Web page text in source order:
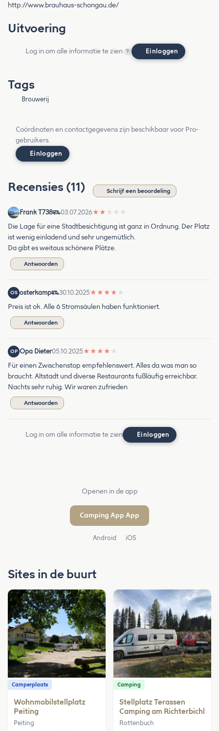
http://www.brauhaus-schongau.de/
Uitvoering
Log in om alle informatie te zien ? Einloggen
Tags
Brouwerij
Coördinaten en contactgegevens zijn beschikbaar voor Pro-
gebruikers.
Einloggen
Recensies (11) Schrijf een beoordeling
Frank T738 03.07.2026★ ★ ★ ★ ★
Die Lage für eine Stadtbesichtigung ist ganz in Ordnung. Der Platz
ist wenig einladend und sehr ungemütlich.
Da gibt es weitaus schönere Plätze.
Antwoorden
OS osterkamp 30.10.2025★ ★ ★ ★ ★
Preis ist ok. Alle 6 Stromsäulen haben funktioniert.
Antwoorden
OP Opa Dieter05.10.2025★ ★ ★ ★ ★
Für einen Zwischenstop empfehlenswert. Alles da was man so
braucht. Altstadt und diverse Restaurants fußläufig erreichbar.
Nachts sehr ruhig. Wir waren zufrieden
Antwoorden
Log in om alle informatie te zien Einloggen
Openen in de app
Camping App App
Android iOS
Sites in de buurt
Camperplaats
Wohnmobilstellplatz
Peiting
Peiting
Camping
Stellplatz Terassen
Camping am Richterbichl
Rottenbuch